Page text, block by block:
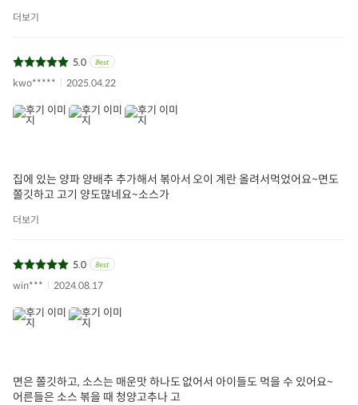
더보기
5.0
kwo*****
2025.04.22
집에 있는 양파 양배추 추가해서 볶아서 오이 계란 올려서먹었어요~면도
쫄깃하고 고기 양도많네요~소스가
더보기
5.0
win***
2024.08.17
면은 쫄깃하고, 소스는 매운맛 하나도 없어서 아이들도 먹을 수 있어요~
어른들은 소스 볶을 때 청양고추나 고